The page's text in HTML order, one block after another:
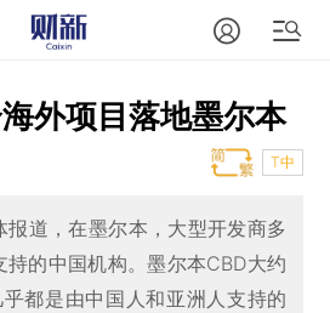
外项目落地墨尔本
T中
报道，在墨尔本，大型开发商多
持的中国机构。墨尔本CBD大约
都是由中国人和亚洲人支持的